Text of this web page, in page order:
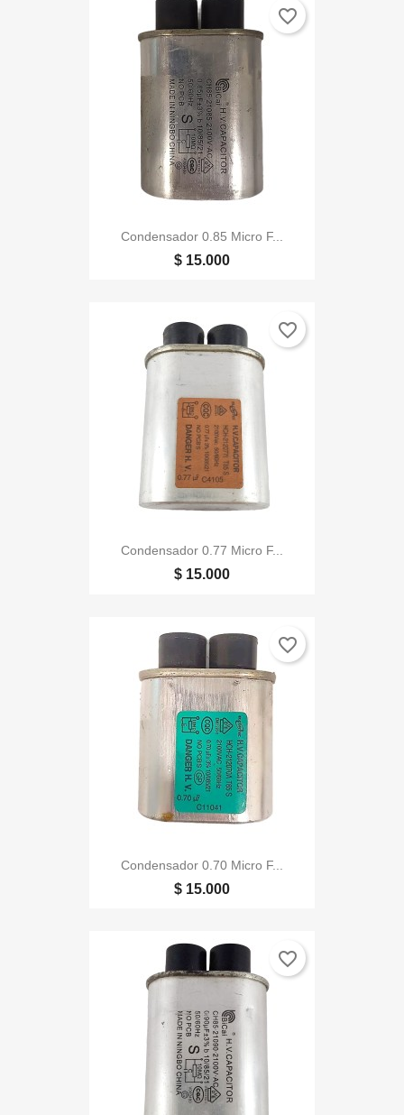
Condensador 0.85 Micro F...
$ 15.000
favorite_border
Condensador 0.77 Micro F...
$ 15.000
favorite_border
Condensador 0.70 Micro F...
$ 15.000
favorite_border
favorite_border